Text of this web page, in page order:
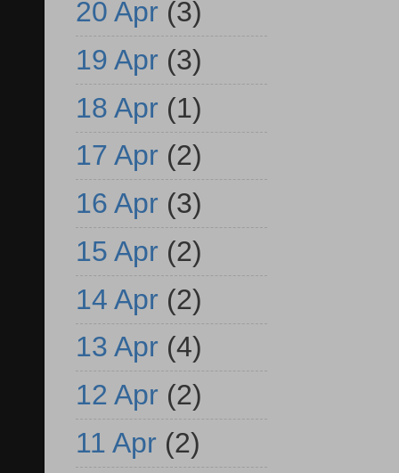
20 Apr (3)
19 Apr (3)
18 Apr (1)
17 Apr (2)
16 Apr (3)
15 Apr (2)
14 Apr (2)
13 Apr (4)
12 Apr (2)
11 Apr (2)